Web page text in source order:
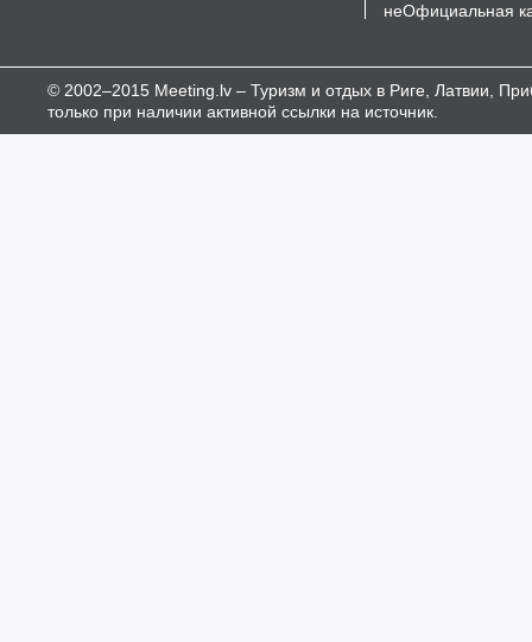
неОфициальная
© 2002–2015 Meeting.lv – Туризм и отдых в Риге, Латвии,
только при наличии активной ссылки на источник.